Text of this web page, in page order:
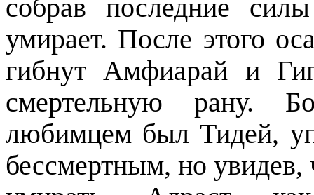
собрав последние
умирает. После этого
гибнут Амфиарай и
смертельную рану.
любимцем был Тидей,
бессмертным, но увидев,